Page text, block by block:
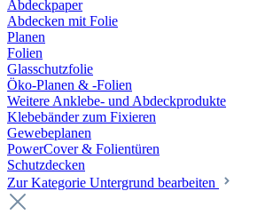
Abdeckpaper
Abdecken mit Folie
Planen
Folien
Glasschutzfolie
Öko-Planen & -Folien
Weitere Anklebe- und Abdeckprodukte
Klebebänder zum Fixieren
Gewebeplanen
PowerCover & Folientüren
Schutzdecken
Zur Kategorie Untergrund bearbeiten